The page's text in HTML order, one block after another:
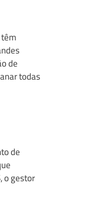
de
todas
de
o gestor